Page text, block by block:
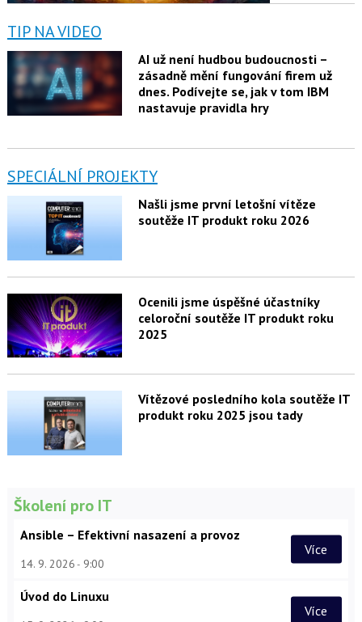
TIP NA VIDEO
AI už není hudbou budoucnosti –
zásadně mění fungování firem už
dnes. Podívejte se, jak v tom IBM
nastavuje pravidla hry
SPECIÁLNÍ PROJEKTY
Našli jsme první letošní vítěze
soutěže IT produkt roku 2026
Ocenili jsme úspěšné účastníky
celoroční soutěže IT produkt roku
2025
Vítězové posledního kola soutěže IT
produkt roku 2025 jsou tady
Školení pro IT
Ansible – Efektivní nasazení a provoz
14. 9. 2026 9:00
Více
Úvod do Linuxu
Více